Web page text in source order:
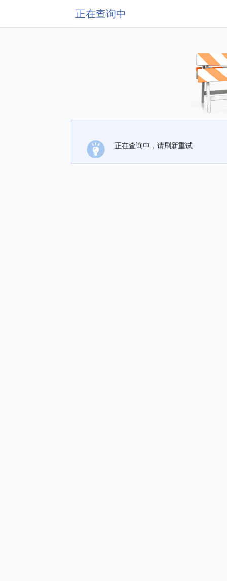
正在查询中
正在查询中，请刷新重试